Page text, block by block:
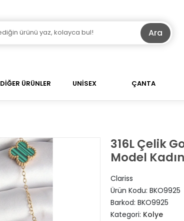
Ara
DİĞER ÜRÜNLER UNİSEX ÇANTA
316L Çelik
Model
Clariss
Ürün Kodu: BKO9925
Barkod: BKO9925
Kategori: Kolye